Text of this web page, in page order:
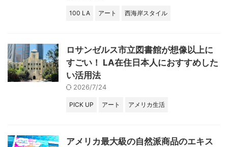
100 LA アート 西海岸スタイル
ロサンゼルス市立図書館が想像以上に
すごい！ LA在住日本人におすすめした
い活用法
2026/7/24
PICK UP アート アメリカ生活
アメリカ最大級の自然派商品のエキス